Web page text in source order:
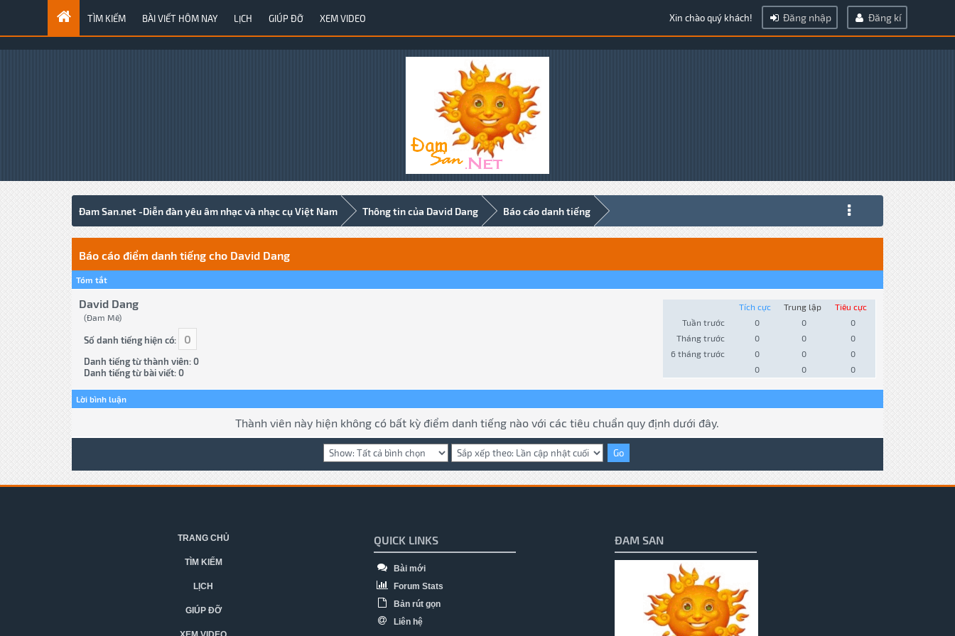
TÌM KIẾM BÀI VIẾT HÔM NAY LỊCH GIÚP ĐỠ XEM VIDEO Xin chào quý khách! Đăng nhập Đăng kí
Đam San.net -Diễn đàn yêu âm nhạc và nhạc cụ Việt Nam Thông tin của David Dang Báo cáo danh tiếng
Báo cáo điểm danh tiếng cho David Dang
Tóm tắt
David Dang
(Đam Mê)
Số danh tiếng hiện có: 0
Danh tiếng từ thành viên: 0
Danh tiếng từ bài viết: 0
Tích cực Trung lập
Tiêu cực
Tuần trước
0 0
0
Tháng trước
0 0
0
6 tháng trước
0 0
0
0
0 0
Lời bình luận
Thành viên này hiện không có bất kỳ điểm danh tiếng nào với các tiêu chuẩn quy định dưới đây.
TRANG CHỦ
TÌM KIẾM
LỊCH
GIÚP ĐỠ
QUICK LINKS
Bài mới
Forum Stats
Bản rút gọn
Liên hệ
ĐAM SAN